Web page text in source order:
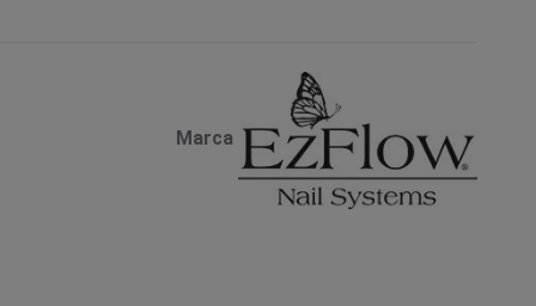
Marca